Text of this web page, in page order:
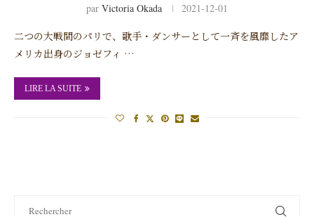
par Victoria Okada 2021-12-01
二つの大戦間のパリで、歌手・ダンサーとして一斉を風靡したア
メリカ出身のジョゼフィ …
LIRE LA SUITE